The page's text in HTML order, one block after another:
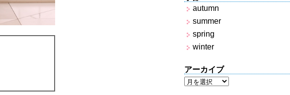
autumn
summer
spring
winter
アーカイブ